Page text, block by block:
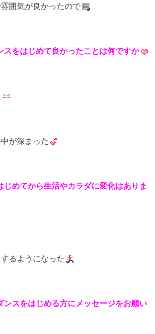
囲気が良かったので
スをはじめて良かったことは何ですか
が深まった
じめてから生活やカラダに変化はありま
るようになった
ンスをはじめる方にメッセージをお願い